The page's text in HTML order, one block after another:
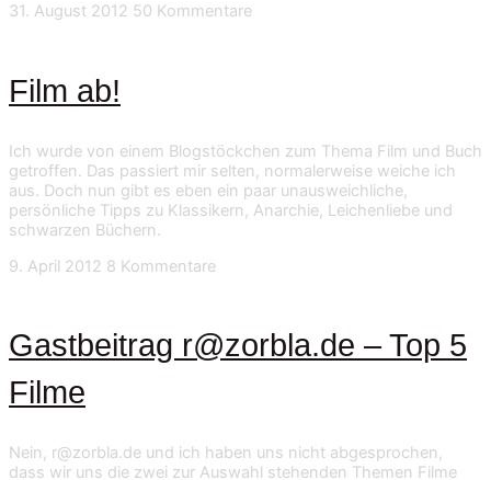
31. August 2012 50 Kommentare
Film ab!
Ich wurde von einem Blogstöckchen zum Thema Film und Buch
getroffen. Das passiert mir selten, normalerweise weiche ich
aus. Doch nun gibt es eben ein paar unausweichliche,
persönliche Tipps zu Klassikern, Anarchie, Leichenliebe und
schwarzen Büchern.
9. April 2012 8 Kommentare
Gastbeitrag r@zorbla.de – Top 5
Filme
Nein, r@zorbla.de und ich haben uns nicht abgesprochen,
dass wir uns die zwei zur Auswahl stehenden Themen Filme